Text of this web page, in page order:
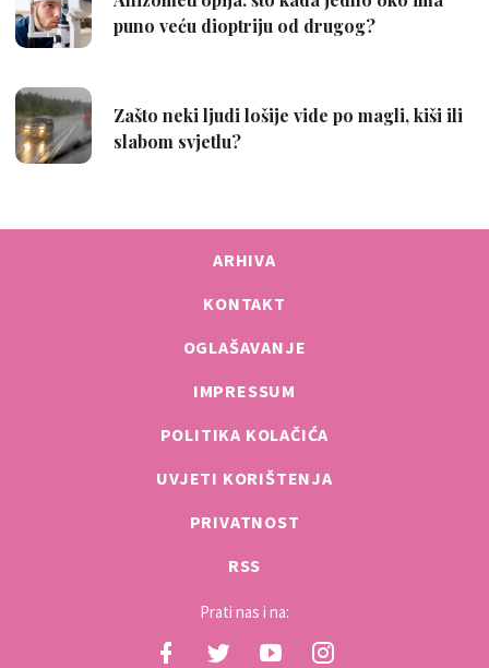
ARHIVA
KONTAKT
OGLAŠAVANJE
IMPRESSUM
POLITIKA KOLAČIĆA
UVJETI KORIŠTENJA
PRIVATNOST
RSS
Prati nas i na: